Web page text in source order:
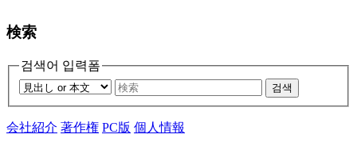
検索
검색어 입력폼
검색
会社紹介 著作権 PC版 個人情報